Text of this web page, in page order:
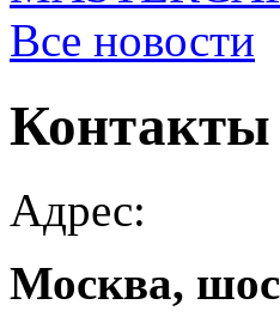
Все новости
Контакты
Адрес:
Москва,